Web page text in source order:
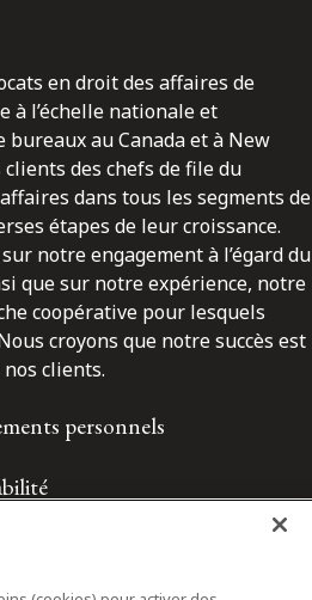
en droit des affaires de
l’échelle nationale et
au Canada et à New
des chefs de file du
dans tous les segments de
étapes de leur croissance.
notre engagement à l’égard du
que sur notre expérience, notre
coopérative pour lesquels
croyons que notre succès est
clients.
personnels
services